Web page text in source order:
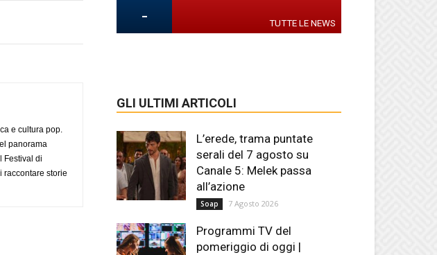
e cultura pop.
panorama
Festival di
raccontare storie
- TUTTE LE NEWS
GLI ULTIMI ARTICOLI
L’erede, trama puntate
serali del 7 agosto su
Canale 5: Melek passa
all’azione
Soap 7 Agosto 2026
Programmi TV del
pomeriggio di oggi |